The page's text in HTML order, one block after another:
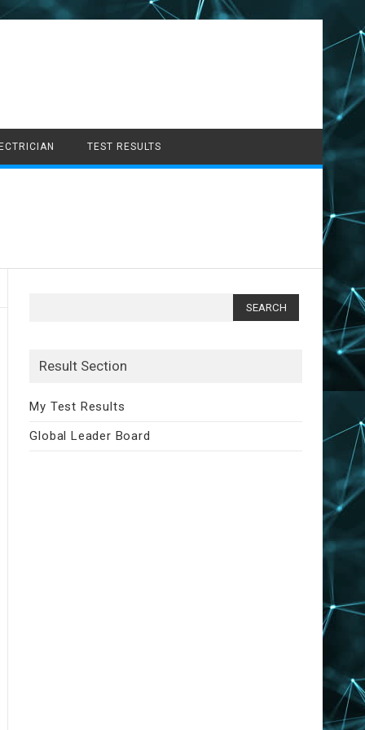
TEST RESULTS
Result Section
My Test Results
Global Leader Board